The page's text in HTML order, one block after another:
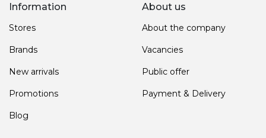
Information
Stores
Brands
New arrivals
Promotions
Blog
About us
About the company
Vacancies
Public offer
Payment & Delivery